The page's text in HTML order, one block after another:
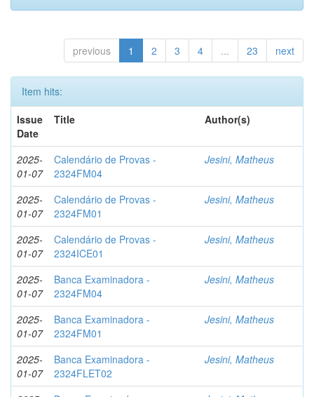
previous 1 2 3 4 ... 23 next
Item hits:
Issue
Date
Title Author(s)
2025-
01-07
Calendário de Provas -
2324FM04
Jesini, Matheus
2025-
01-07
Calendário de Provas -
2324FM01
Jesini, Matheus
2025-
01-07
Calendário de Provas -
2324ICE01
Jesini, Matheus
2025-
01-07
Banca Examinadora -
2324FM04
Jesini, Matheus
2025-
01-07
Banca Examinadora -
2324FM01
Jesini, Matheus
2025-
01-07
Banca Examinadora -
2324FLET02
Jesini, Matheus